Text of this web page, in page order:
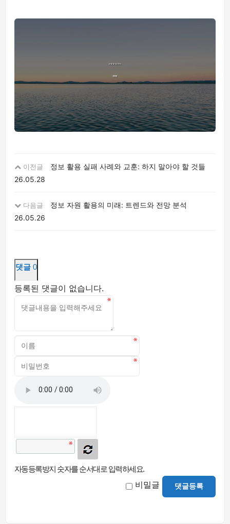
이전글
정보 활용 실패 사례와 교훈: 하지 말아야 할 것들
26.05.28
다음글
정보 자원 활용의 미래: 트렌드와 전망 분석
26.05.26
댓글 0
등록된 댓글이 없습니다.
자동등록방지 숫자를 순서대로 입력하세요.
비밀글 댓글등록